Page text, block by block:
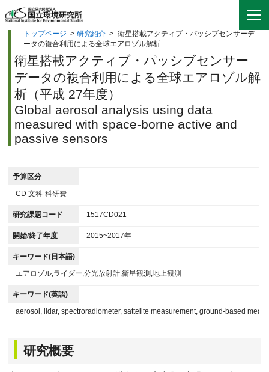
トップページ > 研究紹介 > 衛星搭載アクティブ・パッシブセンサーデ
ータの複合利用による全球エアロゾル解析
衛星搭載アクティブ・パッシブセンサー
データの複合利用による全球エアロゾル解
析（平成 27年度）
Global aerosol analysis using data
measured with space-borne active and
passive sensors
予算区分
CD 文科-科研費
研究課題コード 1517CD021
開始/終了年度 2015~2017年
キーワード(日本語)
エアロゾル,ライダー,分光放射計,衛星観測,地上観測
キーワード(英語)
aerosol, lidar, spectroradiometer, sattelite measurement, ground-based
研究概要